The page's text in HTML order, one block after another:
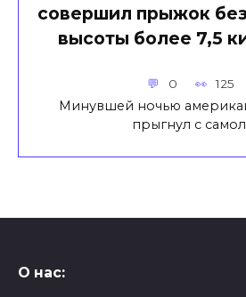
совершил прыжок
высоты более 7,5
0 125
Минувшей ночью
прыгнул с
О нас: